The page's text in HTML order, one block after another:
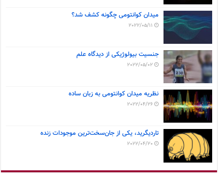
میدان کوانتومی چگونه کشف شد؟
2022/05/11
جنسیت بیولوژیکی از دیدگاه علم
2022/05/02
نظریه میدان کوانتومی به زبان ساده
2022/04/26
تاردیگرید، یکی از جان‌سخت‌ترین موجودات زنده
2022/04/20